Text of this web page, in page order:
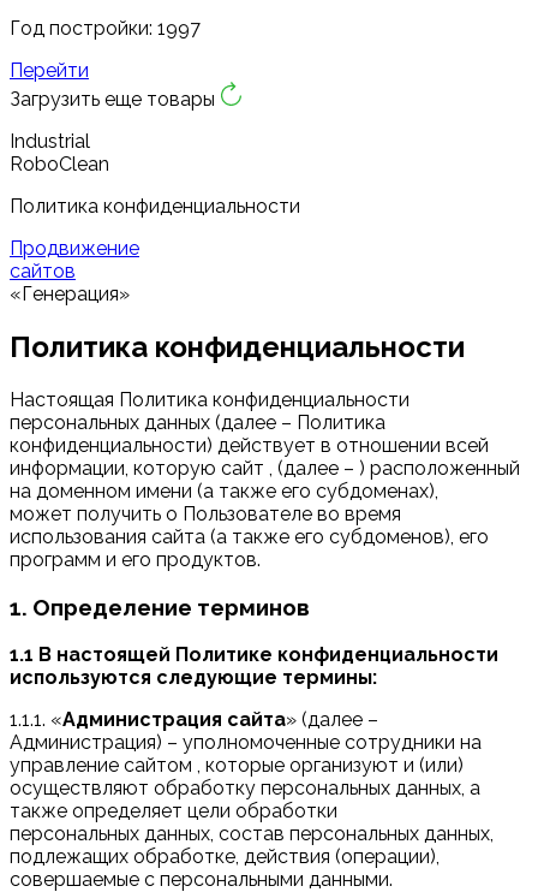
Год постройки: 1997
Перейти
Загрузить еще товары
Industrial
RoboClean
Политика конфиденциальности
Продвижение
сайтов
«Генерация»
Политика конфиденциальности
Настоящая Политика конфиденциальности
персональных данных (далее – Политика
конфиденциальности) действует в отношении всей
информации, которую сайт , (далее – ) расположенный
на доменном имени (а также его субдоменах),
может получить о Пользователе во время
использования сайта (а также его субдоменов), его
программ и его продуктов.
1. Определение терминов
1.1 В настоящей Политике конфиденциальности
используются следующие термины:
1.1.1. «Администрация сайта» (далее –
Администрация) – уполномоченные сотрудники на
управление сайтом , которые организуют и (или)
осуществляют обработку персональных данных, а
также определяет цели обработки
персональных данных, состав персональных данных,
подлежащих обработке, действия (операции),
совершаемые с персональными данными.